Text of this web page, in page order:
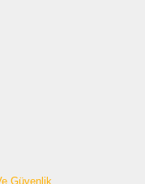
Güvenlik